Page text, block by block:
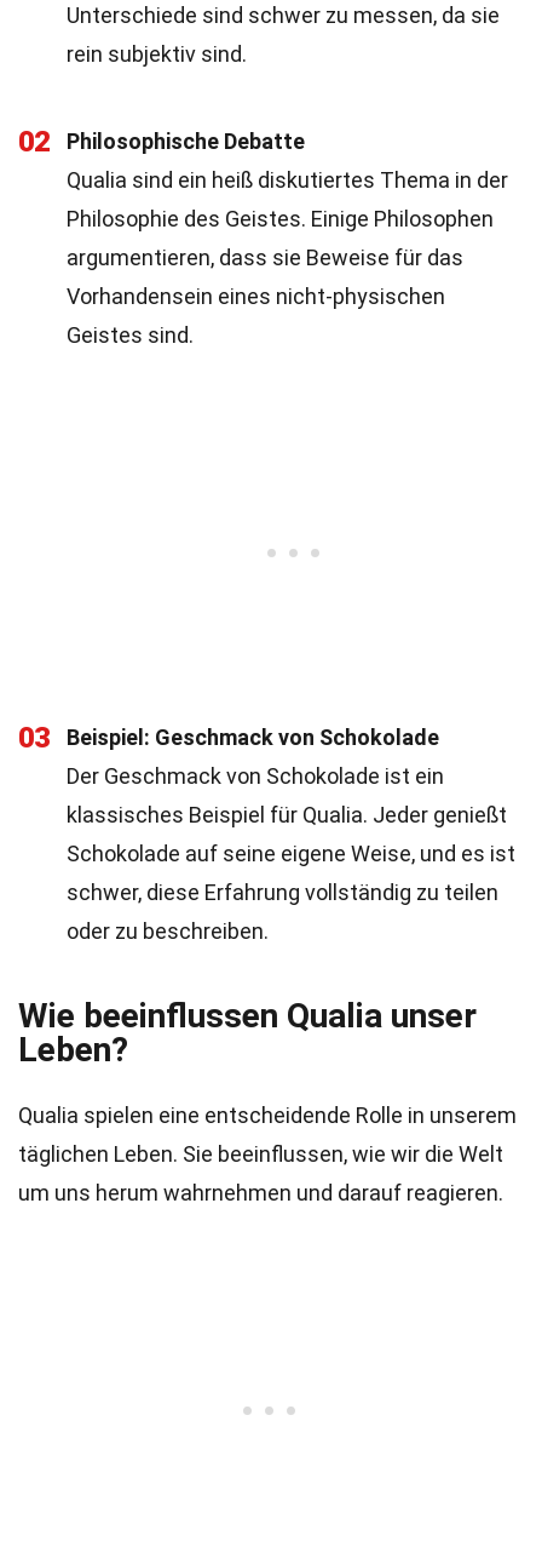
Unterschiede sind schwer zu messen, da sie
rein subjektiv sind.
02
Philosophische Debatte
Qualia sind ein heiß diskutiertes Thema in der
Philosophie des Geistes. Einige Philosophen
argumentieren, dass sie Beweise für das
Vorhandensein eines nicht-physischen
Geistes sind.
03
Beispiel: Geschmack von Schokolade
Der Geschmack von Schokolade ist ein
klassisches Beispiel für Qualia. Jeder genießt
Schokolade auf seine eigene Weise, und es ist
schwer, diese Erfahrung vollständig zu teilen
oder zu beschreiben.
Wie beeinflussen Qualia unser
Leben?
Qualia spielen eine entscheidende Rolle in unserem
täglichen Leben. Sie beeinflussen, wie wir die Welt
um uns herum wahrnehmen und darauf reagieren.